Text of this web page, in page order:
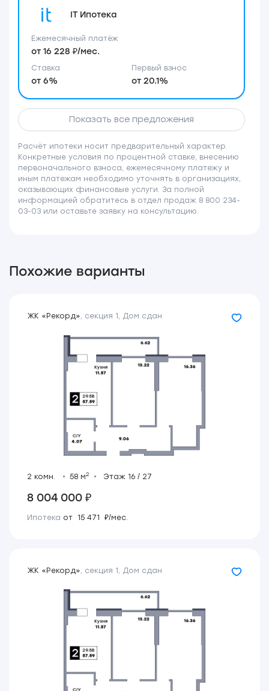
IT Ипотека
Ставка
от 6%
Первый взнос
от 20.1%
Ежемесячный платёж
от 16 228 ₽/мес.
Показать все предложения
Расчёт ипотеки носит предварительный характер.
Конкретные условия по процентной ставке, внесению
первоначального взноса, ежемесячному платежу и
иным платежам необходимо уточнять в организациях,
оказывающих финансовые услуги. За полной
информацией обратитесь в отдел продаж 8 800 234-
03-03 или оставьте заявку на консультацию.
Похожие варианты
ЖК «Рекорд», секция 1 , Дом сдан
2 комн. 58 м2 Этаж 16 / 27
8 004 000 ₽
Ипотека от 15 471 ₽/мес.
ЖК «Рекорд», секция 1, Дом сдан